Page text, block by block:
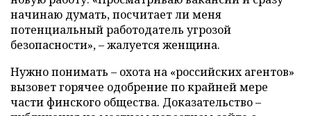
начинаю думать, посчитает ли меня
потенциальный работодатель угрозой
безопасности», – жалуется женщина.
Нужно понимать – охота на «российских агентов»
вызовет горячее одобрение по крайней мере
части финского общества. Доказательство –